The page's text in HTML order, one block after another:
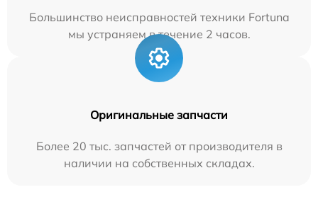
Большинство неисправностей техники Fortuna
мы устраняем в течение 2 часов.
Оригинальные запчасти
Более 20 тыс. запчастей от производителя в
наличии на собственных складах.